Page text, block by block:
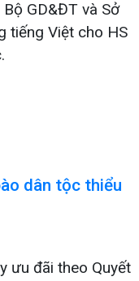
GD&ĐT và Sở
tiếng Việt cho HS
dân tộc thiểu
ưu đãi theo Quyết